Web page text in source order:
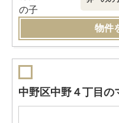
物件
中野区中野４丁目の